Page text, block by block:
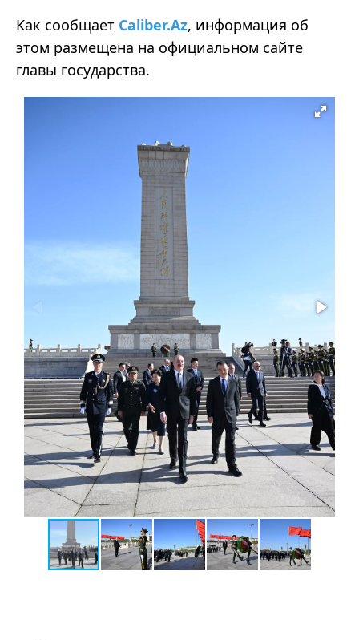
Как сообщает Caliber.Az, информация об
этом размещена на официальном сайте
главы государства.